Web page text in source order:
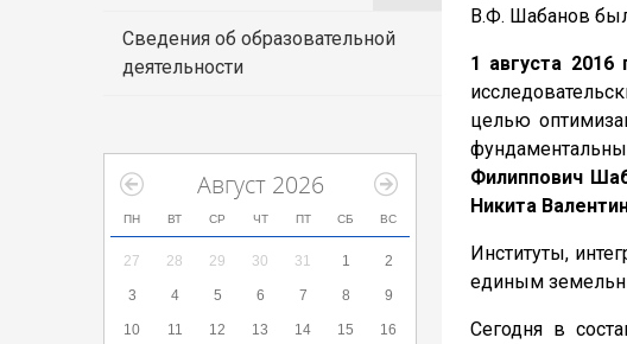
Сведения об образовательной
деятельности
Август 2026
ПН ВТ СР ЧТ ПТ СБ ВС
27 28 29 30 31 1 2
3 4 5 6 7 8 9
10 11 12 13 14 15 16
В.Ф. Шабанов
1 августа 2016
целью
Филиппович
Никита
Институты,
единым
Сегодня в